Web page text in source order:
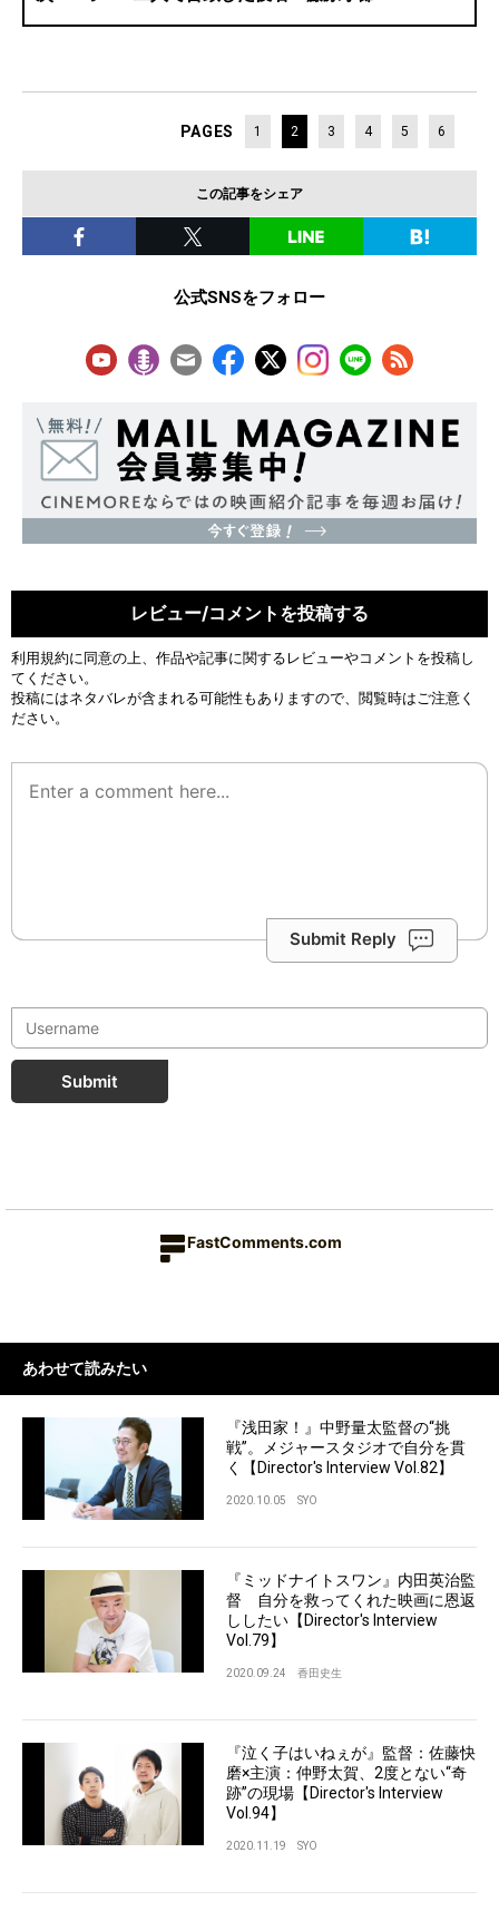
PAGES 1 2 3 4 5 6
この記事をシェア
公式SNSをフォロー
レビュー/コメントを投稿する
利用規約に同意の上、作品や記事に関するレビューやコメントを投稿し
てください。
投稿にはネタバレが含まれる可能性もありますので、閲覧時はご注意く
ださい。
Submit Reply
Submit
FastComments.com
あわせて読みたい
『浅田家！』中野量太監督の“挑
戦”。メジャースタジオで自分を貫
く【Director's Interview Vol.82】
2020.10.05 SYO
『ミッドナイトスワン』内田英治監
督 自分を救ってくれた映画に恩返
ししたい【Director's Interview
Vol.79】
2020.09.24 香田史生
『泣く子はいねぇが』監督：佐藤快
磨×主演：仲野太賀、2度とない“奇
跡”の現場【Director's Interview
Vol.94】
2020.11.19 SYO